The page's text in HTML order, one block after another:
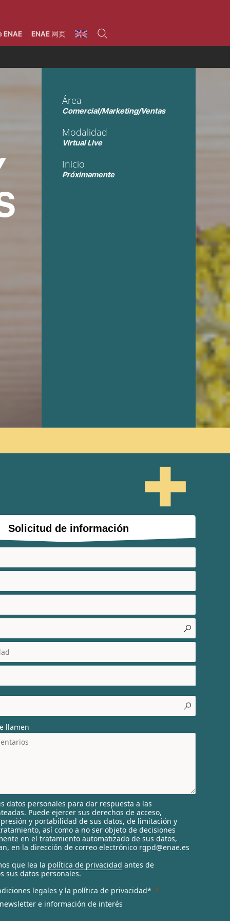
de empleoMáster
Tecnología / Digital /
Comercial / Marketing/
Ventas
Administración de
empresas
Operaciones
ENAE ENAE 网页
Área
Comercial/Marketing/Ventas
Modalidad
Virtual Live
Inicio
Próximamente
Solicitud de información
llamen
datos personales para dar respuesta a las
Puede ejercer sus derechos de acceso,
y portabilidad de sus datos, de limitación y
así como a no ser objeto de decisiones
en el tratamiento automatizado de sus datos,
en la dirección de correo electrónico rgpd@enae.es
que lea la política de privacidad antes de
sus datos personales.
legales y la política de privacidad*
e información de interés